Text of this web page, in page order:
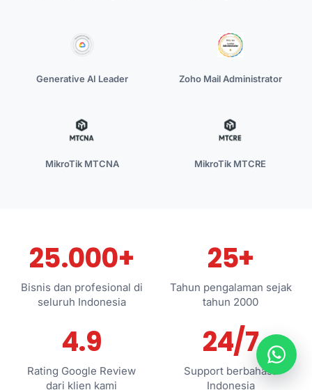
Generative AI Leader Zoho Mail Administrator
MikroTik MTCNA MikroTik MTCRE
25.000+
Bisnis dan profesional di
seluruh Indonesia
25+
Tahun pengalaman sejak
tahun 2000
4.9
Rating Google Review
dari klien kami
24/7
Support berbahasa
Indonesia